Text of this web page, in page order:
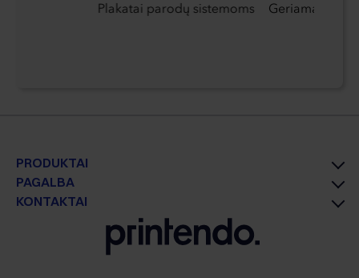
Plakatai parodų sistemoms Geriamasis
PRODUKTAI
PAGALBA
KONTAKTAI